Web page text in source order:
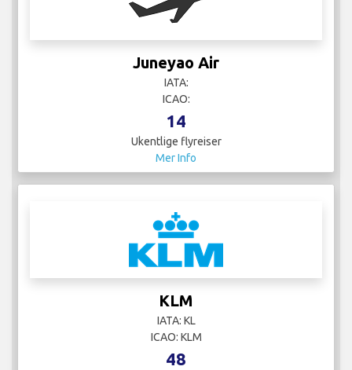
Juneyao Air
IATA:
ICAO:
14
Ukentlige flyreiser
Mer Info
KLM
IATA: KL
ICAO: KLM
48